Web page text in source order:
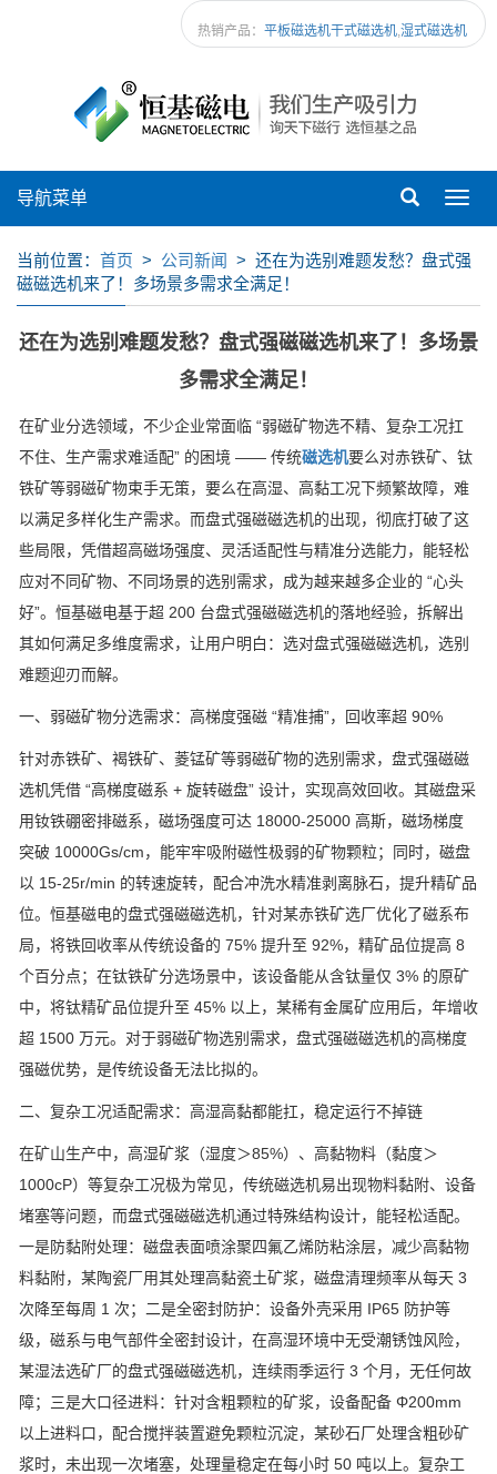
热销产品： 平板磁选机干式磁选机,湿式磁选机
导航菜单
当前位置： 首页 > 公司新闻 > 还在为选别难题发愁？盘式强
磁磁选机来了！多场景多需求全满足！
还在为选别难题发愁？盘式强磁磁选机来了！多场景
多需求全满足！
在矿业分选领域，不少企业常面临 “弱磁矿物选不精、复杂工况扛
不住、生产需求难适配” 的困境 —— 传统磁选机要么对赤铁矿、钛
铁矿等弱磁矿物束手无策，要么在高湿、高黏工况下频繁故障，难
以满足多样化生产需求。而盘式强磁磁选机的出现，彻底打破了这
些局限，凭借超高磁场强度、灵活适配性与精准分选能力，能轻松
应对不同矿物、不同场景的选别需求，成为越来越多企业的 “心头
好”。恒基磁电基于超 200 台盘式强磁磁选机的落地经验，拆解出
其如何满足多维度需求，让用户明白：选对盘式强磁磁选机，选别
难题迎刃而解。
一、弱磁矿物分选需求：高梯度强磁 “精准捕”，回收率超 90%
针对赤铁矿、褐铁矿、菱锰矿等弱磁矿物的选别需求，盘式强磁磁
选机凭借 “高梯度磁系 + 旋转磁盘” 设计，实现高效回收。其磁盘采
用钕铁硼密排磁系，磁场强度可达 18000-25000 高斯，磁场梯度
突破 10000Gs/cm，能牢牢吸附磁性极弱的矿物颗粒；同时，磁盘
以 15-25r/min 的转速旋转，配合冲洗水精准剥离脉石，提升精矿品
位。恒基磁电的盘式强磁磁选机，针对某赤铁矿选厂优化了磁系布
局，将铁回收率从传统设备的 75% 提升至 92%，精矿品位提高 8
个百分点；在钛铁矿分选场景中，该设备能从含钛量仅 3% 的原矿
中，将钛精矿品位提升至 45% 以上，某稀有金属矿应用后，年增收
超 1500 万元。对于弱磁矿物选别需求，盘式强磁磁选机的高梯度
强磁优势，是传统设备无法比拟的。
二、复杂工况适配需求：高湿高黏都能扛，稳定运行不掉链
在矿山生产中，高湿矿浆（湿度＞85%）、高黏物料（黏度＞
1000cP）等复杂工况极为常见，传统磁选机易出现物料黏附、设备
堵塞等问题，而盘式强磁磁选机通过特殊结构设计，能轻松适配。
一是防黏附处理：磁盘表面喷涂聚四氟乙烯防粘涂层，减少高黏物
料黏附，某陶瓷厂用其处理高黏瓷土矿浆，磁盘清理频率从每天 3
次降至每周 1 次；二是全密封防护：设备外壳采用 IP65 防护等
级，磁系与电气部件全密封设计，在高湿环境中无受潮锈蚀风险，
某湿法选矿厂的盘式强磁磁选机，连续雨季运行 3 个月，无任何故
障；三是大口径进料：针对含粗颗粒的矿浆，设备配备 Φ200mm
以上进料口，配合搅拌装置避免颗粒沉淀，某砂石厂处理含粗砂矿
浆时，未出现一次堵塞，处理量稳定在每小时 50 吨以上。复杂工